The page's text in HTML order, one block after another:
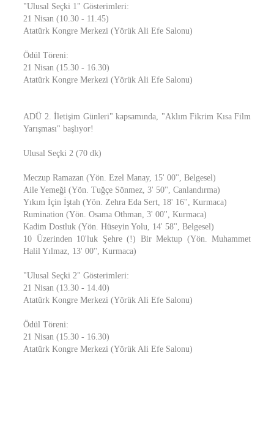
"Ulusal Seçki 1" Gösterimleri:
21 Nisan (10.30 - 11.45)
Atatürk Kongre Merkezi (Yörük Ali Efe Salonu)
Ödül Töreni:
21 Nisan (15.30 - 16.30)
Atatürk Kongre Merkezi (Yörük Ali Efe Salonu)
ADÜ 2. İletişim Günleri" kapsamında, "Aklım Fikrim Kısa Film
Yarışması" başlıyor!
Ulusal Seçki 2 (70 dk)
Meczup Ramazan (Yön. Ezel Manay, 15' 00'', Belgesel)
Aile Yemeği (Yön. Tuğçe Sönmez, 3' 50'', Canlandırma)
Yıkım İçin İştah (Yön. Zehra Eda Sert, 18' 16'', Kurmaca)
Rumination (Yön. Osama Othman, 3' 00'', Kurmaca)
Kadim Dostluk (Yön. Hüseyin Yolu, 14' 58'', Belgesel)
10 Üzerinden 10'luk Şehre (!) Bir Mektup (Yön. Muhammet
Halil Yılmaz, 13' 00'', Kurmaca)
"Ulusal Seçki 2" Gösterimleri:
21 Nisan (13.30 - 14.40)
Atatürk Kongre Merkezi (Yörük Ali Efe Salonu)
Ödül Töreni:
21 Nisan (15.30 - 16.30)
Atatürk Kongre Merkezi (Yörük Ali Efe Salonu)